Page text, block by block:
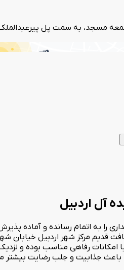
مسجد، به سمت پل
آل اردبیل
امکانات رفاهی مناسب بوده و
جذابیت و جلب رضایت بیشتر